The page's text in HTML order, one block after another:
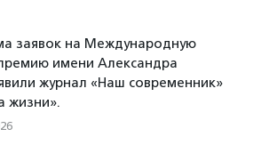
заявок на Международную
имени Александра
журнал «Наш современник»
жизни».